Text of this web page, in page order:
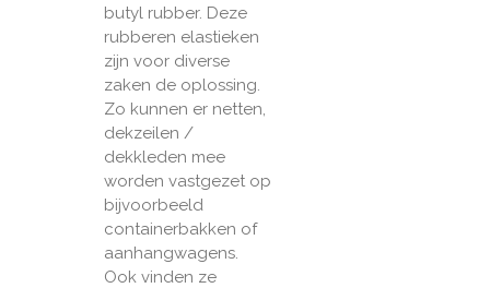
butyl rubber. Deze
rubberen elastieken
zijn voor diverse
zaken de oplossing.
Zo kunnen er netten,
dekzeilen /
dekkleden mee
worden vastgezet op
bijvoorbeeld
containerbakken of
aanhangwagens.
Ook vinden ze